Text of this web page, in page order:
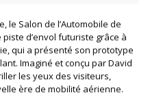
le Salon de l’Automobile de
d’envol futuriste grâce à
qui a présenté son prototype
Imaginé et conçu par David
les yeux des visiteurs,
ère de mobilité aérienne.